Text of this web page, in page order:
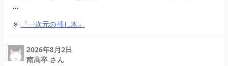
...
『一次元の挿し木』
2026年8月2日
南高卒 さん